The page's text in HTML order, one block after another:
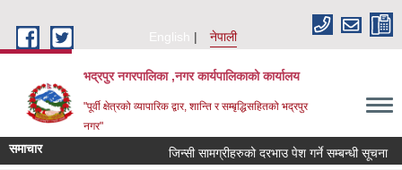
English
नेपाली
भद्रपुर नगरपालिका ,नगर कार्यपालिकाको कार्यालय
"पूर्वी क्षेत्रको व्यापारिक द्वार, शान्ति र सम्बृद्धिसहितको भद्रपुर
नगर"
समाचार जिन्सी सामग्रीहरुको दरभाउ पेश गर्ने सम्बन्धी सूचना